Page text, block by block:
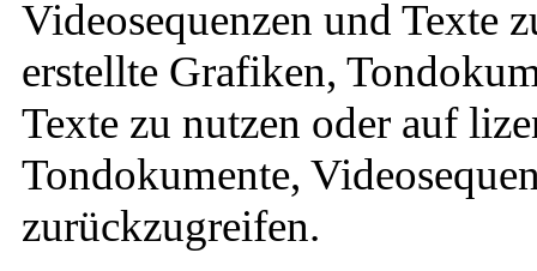
Videosequenzen und Texte
erstellte Grafiken,
Texte zu nutzen oder auf
Tondokumente,
zurückzugreifen.